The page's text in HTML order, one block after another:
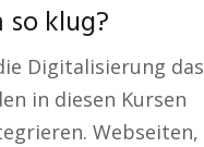
klug?
Digitalisierung das
in diesen Kursen
Webseiten,